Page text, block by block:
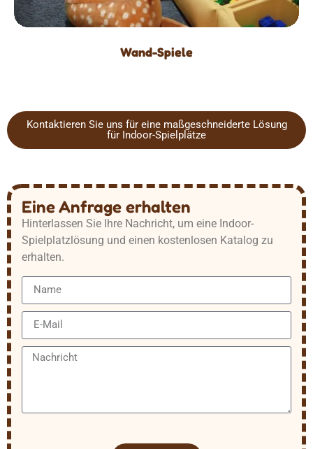
Wand-Spiele
Kontaktieren Sie uns für eine maßgeschneiderte Lösung
für Indoor-Spielplätze
Eine Anfrage erhalten
Hinterlassen Sie Ihre Nachricht, um eine Indoor-
Spielplatzlösung und einen kostenlosen Katalog zu
erhalten.